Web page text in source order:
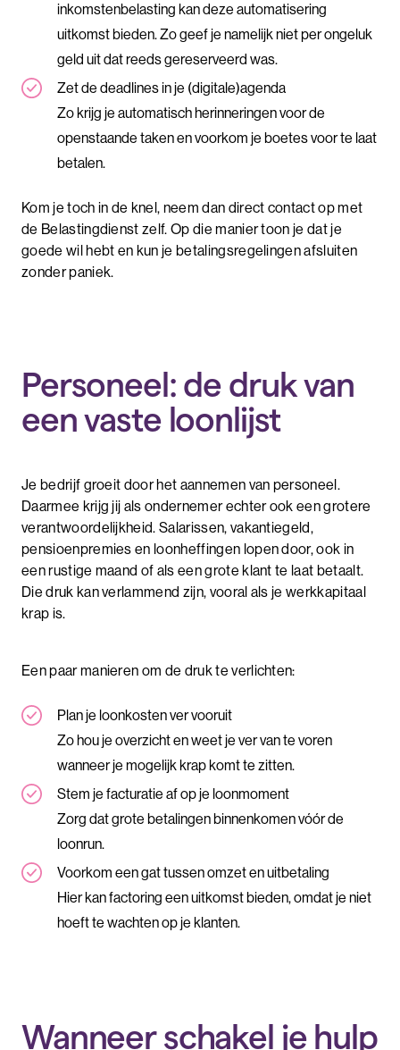
inkomstenbelasting kan deze automatisering
uitkomst bieden. Zo geef je namelijk niet per ongeluk
geld uit dat reeds gereserveerd was.
Zet de deadlines in je (digitale)agenda
Zo krijg je automatisch herinneringen voor de
openstaande taken en voorkom je boetes voor te laat
betalen.
Kom je toch in de knel, neem dan direct contact op met
de Belastingdienst zelf. Op die manier toon je dat je
goede wil hebt en kun je betalingsregelingen afsluiten
zonder paniek.
Personeel: de druk van
een vaste loonlijst
Je bedrijf groeit door het aannemen van personeel.
Daarmee krijg jij als ondernemer echter ook een grotere
verantwoordelijkheid. Salarissen, vakantiegeld,
pensioenpremies en loonheffingen lopen door, ook in
een rustige maand of als een grote klant te laat betaalt.
Die druk kan verlammend zijn, vooral als je werkkapitaal
krap is.
Een paar manieren om de druk te verlichten:
Plan je loonkosten ver vooruit
Zo hou je overzicht en weet je ver van te voren
wanneer je mogelijk krap komt te zitten.
Stem je facturatie af op je loonmoment
Zorg dat grote betalingen binnenkomen vóór de
loonrun.
Voorkom een gat tussen omzet en uitbetaling
Hier kan factoring een uitkomst bieden, omdat je niet
hoeft te wachten op je klanten.
Wanneer schakel je hulp